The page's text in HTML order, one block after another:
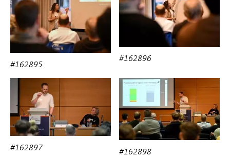
#162895
#162896
#162897 #162898